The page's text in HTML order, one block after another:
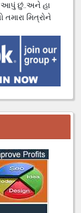
આપું છું..અને હા
મિત્રોને